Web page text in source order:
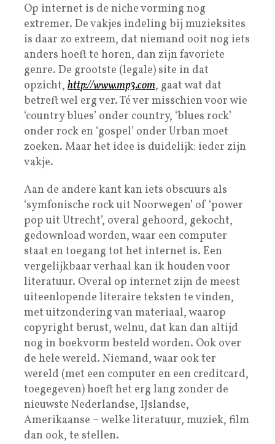
Op internet is de niche vorming nog
extremer. De vakjes indeling bij muzieksites
is daar zo extreem, dat niemand ooit nog iets
anders hoeft te horen, dan zijn favoriete
genre. De grootste (legale) site in dat
opzicht, http://www.mp3.com, gaat wat dat
betreft wel erg ver. Té ver misschien voor wie
‘country blues’ onder country, ‘blues rock’
onder rock en ‘gospel’ onder Urban moet
zoeken. Maar het idee is duidelijk: ieder zijn
vakje.
Aan de andere kant kan iets obscuurs als
‘symfonische rock uit Noorwegen’ of ‘power
pop uit Utrecht’, overal gehoord, gekocht,
gedownload worden, waar een computer
staat en toegang tot het internet is. Een
vergelijkbaar verhaal kan ik houden voor
literatuur. Overal op internet zijn de meest
uiteenlopende literaire teksten te vinden,
met uitzondering van materiaal, waarop
copyright berust, welnu, dat kan dan altijd
nog in boekvorm besteld worden. Ook over
de hele wereld. Niemand, waar ook ter
wereld (met een computer en een creditcard,
toegegeven) hoeft het erg lang zonder de
nieuwste Nederlandse, IJslandse,
Amerikaanse – welke literatuur, muziek, film
dan ook, te stellen.